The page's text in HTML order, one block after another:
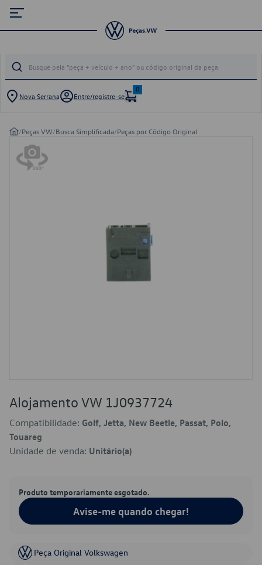
Nova Serrana Entre/registre-se
0
/Peças VW/Busca Simplificada/Peças por Código Original
Alojamento VW 1J0937724
Compatibilidade: Golf, Jetta, New Beetle, Passat, Polo,
Touareg
Unidade de venda: Unitário(a)
Produto temporariamente esgotado.
Avise-me quando chegar!
Peça Original Volkswagen